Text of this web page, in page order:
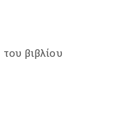
του βιβλίου